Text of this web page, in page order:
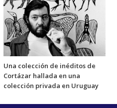
Una colección de inéditos de
Cortázar hallada en una
colección privada en Uruguay